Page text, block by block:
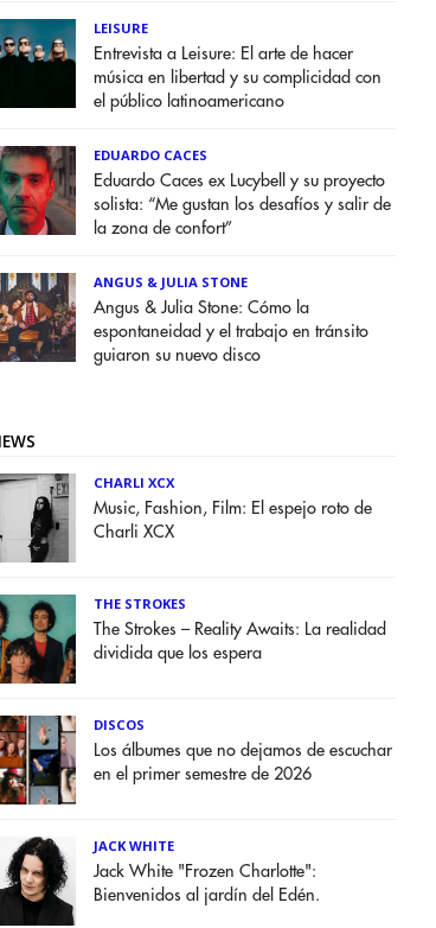
LEISURE
Entrevista a Leisure: El arte de hacer
música en libertad y su complicidad con
el público latinoamericano
EDUARDO CACES
Eduardo Caces ex Lucybell y su proyecto
solista: “Me gustan los desafíos y salir de
la zona de confort”
ANGUS & JULIA STONE
Angus & Julia Stone: Cómo la
espontaneidad y el trabajo en tránsito
guiaron su nuevo disco
CHARLI XCX
Music, Fashion, Film: El espejo roto de
Charli XCX
THE STROKES
The Strokes – Reality Awaits: La realidad
dividida que los espera
DISCOS
Los álbumes que no dejamos de escuchar
en el primer semestre de 2026
JACK WHITE
Jack White "Frozen Charlotte":
Bienvenidos al jardín del Edén.